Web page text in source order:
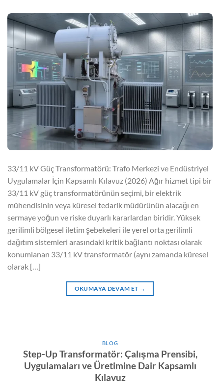
33/11 kV Güç Transformatörü: Trafo Merkezi ve Endüstriyel
Uygulamalar İçin Kapsamlı Kılavuz (2026) Ağır hizmet tipi bir
33/11 kV güç transformatörünün seçimi, bir elektrik
mühendisinin veya küresel tedarik müdürünün alacağı en
sermaye yoğun ve riske duyarlı kararlardan biridir. Yüksek
gerilimli bölgesel iletim şebekeleri ile yerel orta gerilimli
dağıtım sistemleri arasındaki kritik bağlantı noktası olarak
konumlanan 33/11 kV transformatör (aynı zamanda küresel
olarak […]
OKUMAYA DEVAM ET →
BLOG
Step-Up Transformatör: Çalışma Prensibi,
Uygulamaları ve Üretimine Dair Kapsamlı
Kılavuz